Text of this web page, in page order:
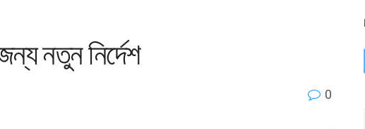
নতুন নির্দেশ
0